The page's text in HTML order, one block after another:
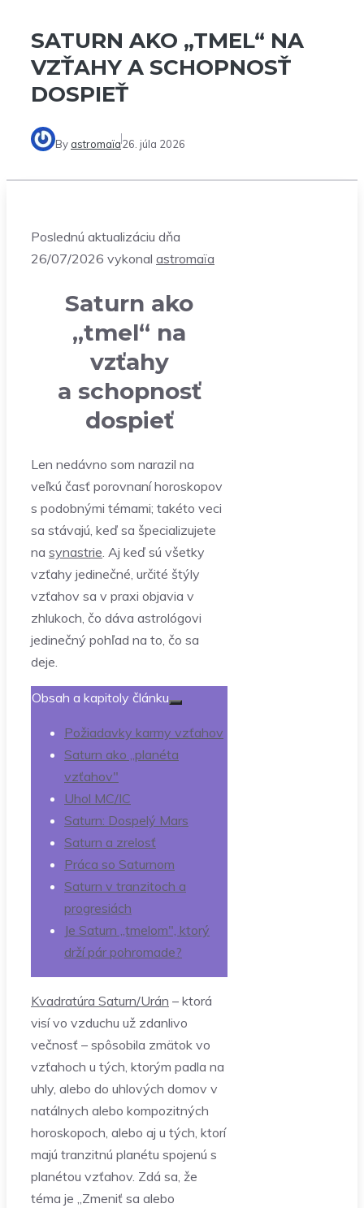
SATURN AKO „TMEL“ NA
VZŤAHY A SCHOPNOSŤ
DOSPIEŤ
By astromaïa26. júla 2026
Poslednú aktualizáciu dňa
26/07/2026 vykonal astromaïa
Saturn ako
„tmel“ na
vzťahy
a schopnosť
dospieť
Len nedávno som narazil na
veľkú časť porovnaní horoskopov
s podobnými témami; takéto veci
sa stávajú, keď sa špecializujete
na synastrie. Aj keď sú všetky
vzťahy jedinečné, určité štýly
vzťahov sa v praxi objavia v
zhlukoch, čo dáva astrológovi
jedinečný pohľad na to, čo sa
deje.
Obsah a kapitoly článku
Požiadavky karmy vzťahov
Saturn ako „planéta
vzťahov"
Uhol MC/IC
Saturn: Dospelý Mars
Saturn a zrelosť
Práca so Saturnom
Saturn v tranzitoch a
progresiách
Je Saturn „tmelom", ktorý
drží pár pohromade?
Kvadratúra Saturn/Urán – ktorá
visí vo vzduchu už zdanlivo
večnosť – spôsobila zmätok vo
vzťahoch u tých, ktorým padla na
uhly, alebo do uhlových domov v
natálnych alebo kompozitných
horoskopoch, alebo aj u tých, ktorí
majú tranzitnú planétu spojenú s
planétou vzťahov. Zdá sa, že
téma je „Zmeniť sa alebo